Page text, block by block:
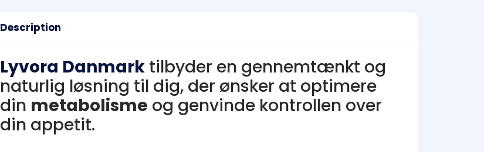
Description
Lyvora Danmark tilbyder en gennemtænkt og
naturlig løsning til dig, der ønsker at optimere
din metabolisme og genvinde kontrollen over
din appetit.